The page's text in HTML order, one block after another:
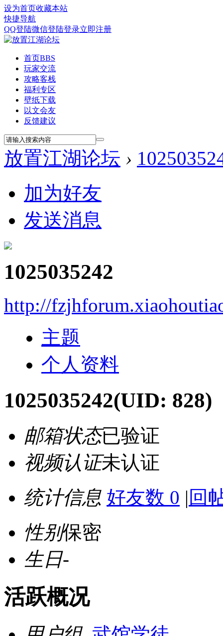
设为首页收藏本站
快捷导航
QQ登陆微信登陆登录立即注册
首页BBS
玩家交流
攻略客栈
福利专区
壁纸下载
以文会友
反馈建议
放置江湖论坛 ›
加为好友
发送消息
1025035242
http://
主题
个人资料
1025035242(UID: 828)
邮箱状态已验证
视频认证未认证
统计信息 好友数 0 | 回
性别保密
生日-
活跃概况